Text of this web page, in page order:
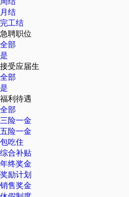
月结
完工结
急聘职位
全部
是
接受应届生
全部
是
福利待遇
全部
三险一金
五险一金
包吃住
综合补贴
年终奖金
奖励计划
销售奖金